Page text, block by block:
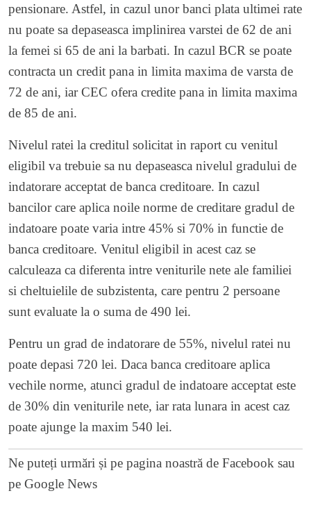
pensionare. Astfel, in cazul unor banci plata ultimei rate
nu poate sa depaseasca implinirea varstei de 62 de ani
la femei si 65 de ani la barbati. In cazul BCR se poate
contracta un credit pana in limita maxima de varsta de
72 de ani, iar CEC ofera credite pana in limita maxima
de 85 de ani.
Nivelul ratei la creditul solicitat in raport cu venitul
eligibil va trebuie sa nu depaseasca nivelul gradului de
indatorare acceptat de banca creditoare. In cazul
bancilor care aplica noile norme de creditare gradul de
indatoare poate varia intre 45% si 70% in functie de
banca creditoare. Venitul eligibil in acest caz se
calculeaza ca diferenta intre veniturile nete ale familiei
si cheltuielile de subzistenta, care pentru 2 persoane
sunt evaluate la o suma de 490 lei.
Pentru un grad de indatorare de 55%, nivelul ratei nu
poate depasi 720 lei. Daca banca creditoare aplica
vechile norme, atunci gradul de indatoare acceptat este
de 30% din veniturile nete, iar rata lunara in acest caz
poate ajunge la maxim 540 lei.
Ne puteți urmări și pe pagina noastră de Facebook sau
pe Google News